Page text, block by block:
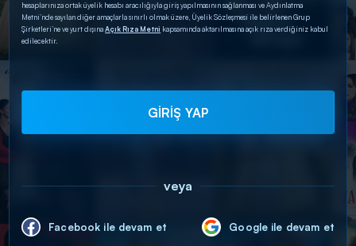
hesaplarınıza ortak üyelik hesabı aracılığıyla giriş yapılmasının sağlanması ve Aydınlatma
Metni’nde sayılan diğer amaçlarla sınırlı olmak üzere, Üyelik Sözleşmesi ile belirlenen Grup
Şirketleri’ne ve yurt dışınaAçık Rıza Metni kapsamında aktarılmasına açık rıza verdiğiniz kabul
edilecektir.
GİRİŞ YAP
veya
Facebook ile devam et Google ile devam et